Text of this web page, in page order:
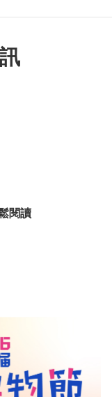
閱讀